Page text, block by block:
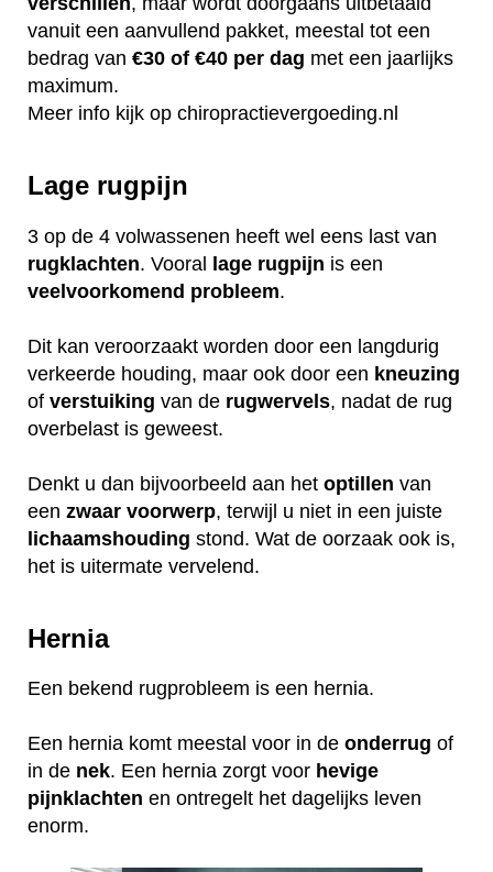
vanuit een aanvullend pakket, meestal tot een
bedrag van €30 of €40 per dag met een jaarlijks
maximum.
Meer info kijk op chiropractievergoeding.nl
Lage rugpijn
3 op de 4 volwassenen heeft wel eens last van
rugklachten. Vooral lage rugpijn is een
veelvoorkomend probleem.
Dit kan veroorzaakt worden door een langdurig
verkeerde houding, maar ook door een kneuzing
of verstuiking van de rugwervels, nadat de rug
overbelast is geweest.
Denkt u dan bijvoorbeeld aan het optillen van
een zwaar voorwerp, terwijl u niet in een juiste
lichaamshouding stond. Wat de oorzaak ook is,
het is uitermate vervelend.
Hernia
Een bekend rugprobleem is een hernia.
Een hernia komt meestal voor in de onderrug of
in de nek. Een hernia zorgt voor hevige
pijnklachten en ontregelt het dagelijks leven
enorm.